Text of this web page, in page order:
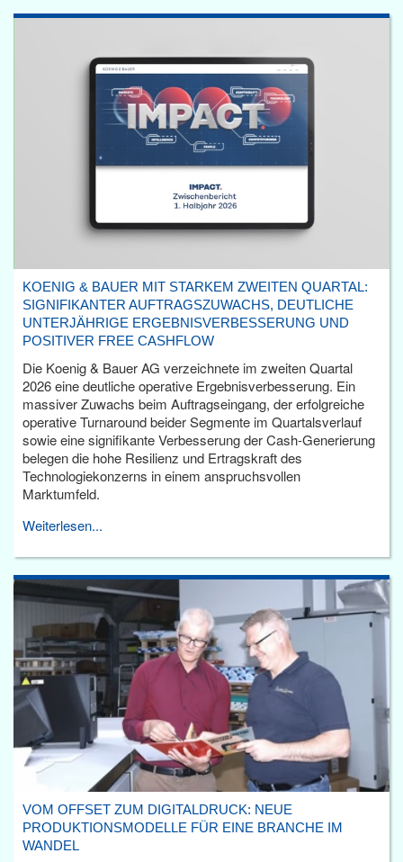
KOENIG & BAUER MIT STARKEM ZWEITEN QUARTAL:
SIGNIFIKANTER AUFTRAGSZUWACHS, DEUTLICHE
UNTERJÄHRIGE ERGEBNISVERBESSERUNG UND
POSITIVER FREE CASHFLOW
Die Koenig & Bauer AG verzeichnete im zweiten Quartal
2026 eine deutliche operative Ergebnisverbesserung. Ein
massiver Zuwachs beim Auftragseingang, der erfolgreiche
operative Turnaround beider Segmente im Quartalsverlauf
sowie eine signifikante Verbesserung der Cash-Generierung
belegen die hohe Resilienz und Ertragskraft des
Technologiekonzerns in einem anspruchsvollen
Marktumfeld.
Weiterlesen...
VOM OFFSET ZUM DIGITALDRUCK: NEUE
PRODUKTIONSMODELLE FÜR EINE BRANCHE IM
WANDEL